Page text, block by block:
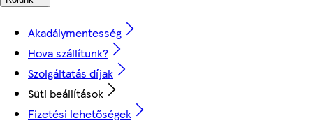
Akadálymentesség
Hova szállítunk?
Szolgáltatás díjak
Süti beállítások
Fizetési lehetőségek